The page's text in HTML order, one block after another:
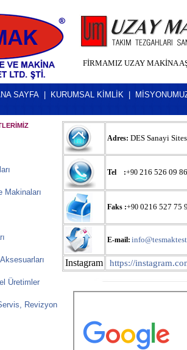
FİRMAMIZ UZAY MAKİNA
SAYFA| KURUMSAL KİMLİK|
Makinaları
Üretimler
Revizyon
Adres: DES Sanayi
Tel :+90 216 526 09 86
Faks :+90 0216 527 75
E-mail:
Instagram https://